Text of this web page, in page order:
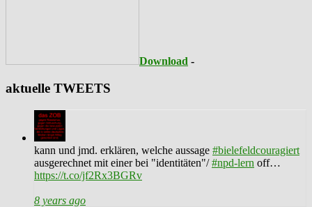
Download -
aktuelle TWEETS
kann und jmd. erklären, welche aussage #bielefeldcouragiert
ausgerechnet mit einer bei "identitäten"/#npd-lern off…
https://t.co/jf2Rx3BGRv
8 years ago